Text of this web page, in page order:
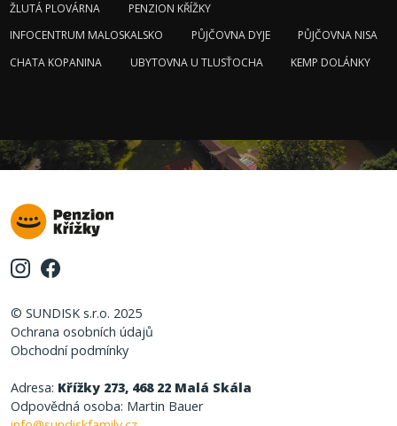
ŽLUTÁ PLOVÁRNA
PENZION KŘÍŽKY
INFOCENTRUM MALOSKALSKO
PŮJČOVNA DYJE
PŮJČOVNA NISA
CHATA KOPANINA
UBYTOVNA U TLUSŤOCHA KEMP DOLÁNKY
© SUNDISK s.r.o. 2025
Ochrana osobních údajů
Obchodní podmínky
Adresa: Křížky 273, 468 22 Malá Skála
Odpovědná osoba: Martin Bauer